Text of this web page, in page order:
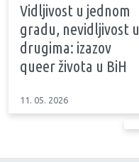
Vidljivost u jednom
gradu, nevidljivost u
drugima: izazov
queer života u BiH
11. 05. 2026